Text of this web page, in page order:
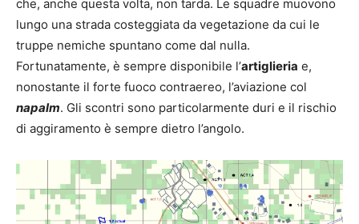
che, anche questa volta, non tarda. Le squadre muovono
lungo una strada costeggiata da vegetazione da cui le
truppe nemiche spuntano come dal nulla.
Fortunatamente, è sempre disponibile l’artiglieria e,
nonostante il forte fuoco contraereo, l’aviazione col
napalm. Gli scontri sono particolarmente duri e il rischio
di aggiramento è sempre dietro l’angolo.